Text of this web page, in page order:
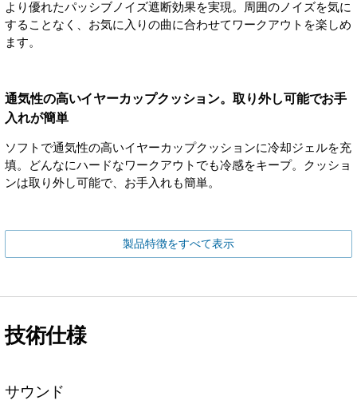
より優れたパッシブノイズ遮断効果を実現。周囲のノイズを気に
することなく、お気に入りの曲に合わせてワークアウトを楽しめ
ます。
通気性の高いイヤーカップクッション。取り外し可能でお手
入れが簡単
ソフトで通気性の高いイヤーカップクッションに冷却ジェルを充
填。どんなにハードなワークアウトでも冷感をキープ。クッショ
ンは取り外し可能で、お手入れも簡単。
製品特徴をすべて表示
技術仕様
サウンド